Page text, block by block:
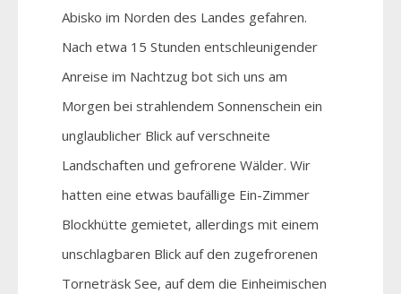
Abisko im Norden des Landes gefahren.
Nach etwa 15 Stunden entschleunigender
Anreise im Nachtzug bot sich uns am
Morgen bei strahlendem Sonnenschein ein
unglaublicher Blick auf verschneite
Landschaften und gefrorene Wälder. Wir
hatten eine etwas baufällige Ein-Zimmer
Blockhütte gemietet, allerdings mit einem
unschlagbaren Blick auf den zugefrorenen
Torneträsk See, auf dem die Einheimischen